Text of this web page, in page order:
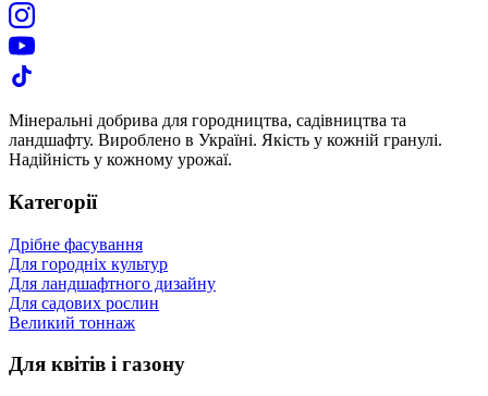
Мінеральні добрива для городництва, садівництва та
ландшафту. Вироблено в Україні. Якість у кожній гранулі.
Надійність у кожному урожаї.
Категорії
Дрібне фасування
Для городніх культур
Для ландшафтного дизайну
Для садових рослин
Великий тоннаж
Для квітів і газону